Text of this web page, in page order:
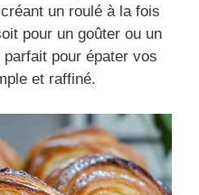
un roulé à la fois
pour un goûter ou un
pour épater vos
et raffiné.